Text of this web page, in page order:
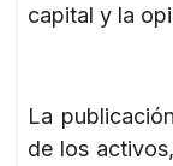
capital y la
La
de los